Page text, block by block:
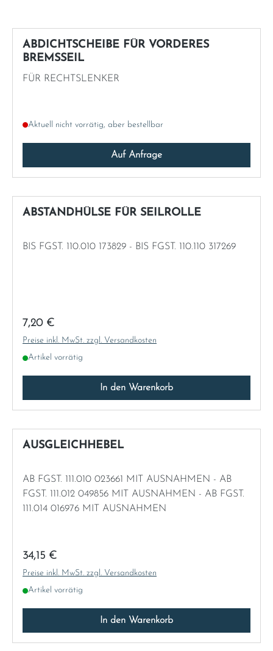
ABDICHTSCHEIBE FÜR VORDERES
BREMSSEIL
FÜR RECHTSLENKER
Aktuell nicht vorrätig, aber bestellbar
Auf Anfrage
ABSTANDHÜLSE FÜR SEILROLLE
BIS FGST. 110.010 173829 - BIS FGST. 110.110 317269
Regulärer Preis:
7,20 €
Preise inkl. MwSt. zzgl. Versandkosten
Artikel vorrätig
In den Warenkorb
AUSGLEICHHEBEL
AB FGST. 111.010 023661 MIT AUSNAHMEN - AB
FGST. 111.012 049856 MIT AUSNAHMEN - AB FGST.
111.014 016976 MIT AUSNAHMEN
Regulärer Preis:
34,15 €
Preise inkl. MwSt. zzgl. Versandkosten
Artikel vorrätig
In den Warenkorb
Latvia
Luxembourg
Montenegro
Netherlands
Österreich
Poland
Romania
Schweiz
Slovakia
Slovenia
Sweden
United Kingdom